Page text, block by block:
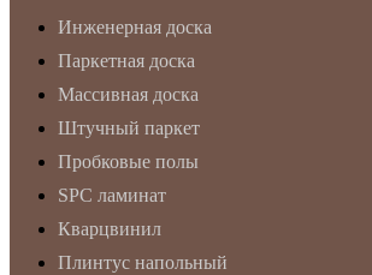
Инженерная доска
Паркетная доска
Массивная доска
Штучный паркет
Пробковые полы
SPC ламинат
Кварцвинил
Плинтус напольный